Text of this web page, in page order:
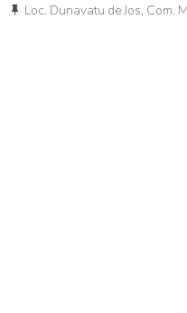
Loc. Dunavatu de Jos, Com.